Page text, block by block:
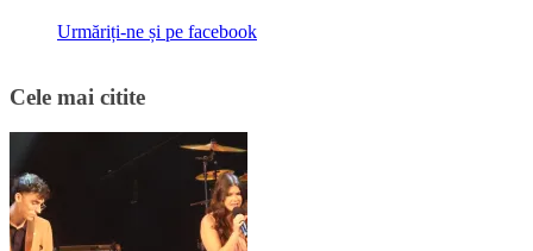
Urmăriți-ne și pe facebook
Cele mai citite